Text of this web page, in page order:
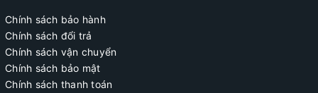
Chính sách bảo hành
Chính sách đổi trả
Chính sách vận chuyển
Chính sách bảo mật
Chính sách thanh toán